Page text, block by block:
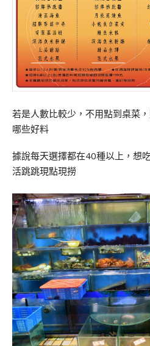
若是人數比較少，不用點到桌菜
哪些好料
據說每天選擇都在40種以上，想
活跳跳現點現撈